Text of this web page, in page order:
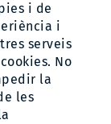
Integral
i de
i
serveis
No
la
les